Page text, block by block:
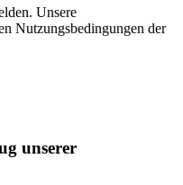
Unsere
Nutzungsbedingungen der
unserer